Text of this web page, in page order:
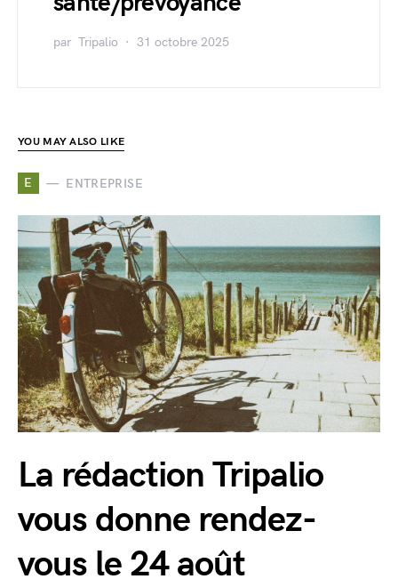
par Tripalio 31 octobre 2025
YOU MAY ALSO LIKE
E ENTREPRISE
La rédaction Tripalio
vous donne rendez-
vous le 24 août